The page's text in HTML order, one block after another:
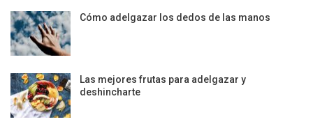
Cómo adelgazar los dedos de las manos
Las mejores frutas para adelgazar y
deshincharte